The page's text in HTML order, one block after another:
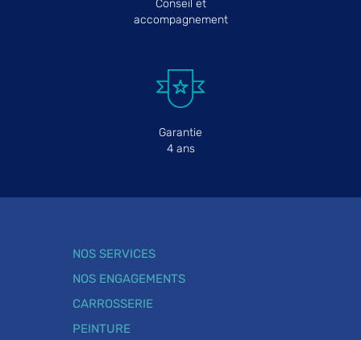
Conseil et
accompagnement
Garantie
4 ans
NOS SERVICES
NOS ENGAGEMENTS
CARROSSERIE
PEINTURE